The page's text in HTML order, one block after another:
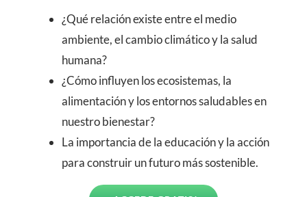
¿Qué relación existe entre el medio
ambiente, el cambio climático y la salud
humana?
¿Cómo influyen los ecosistemas, la
alimentación y los entornos saludables en
nuestro bienestar?
La importancia de la educación y la acción
para construir un futuro más sostenible.